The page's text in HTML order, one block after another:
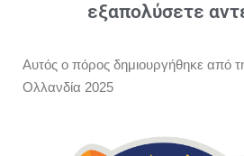
εξαπολύσετε
Αυτός ο πόρος δημιουργήθηκε από
Ολλανδία 2025